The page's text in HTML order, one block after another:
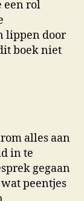
een rol
lippen door
boek niet
alles aan
in te
gegaan
peentjes